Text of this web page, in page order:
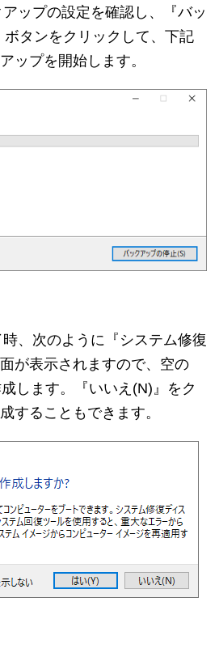
ップの設定を確認し、『バッ
タンをクリックして、下記
ップを開始します。
、次のように『システム修復
が表示されますので、空の
します。『いいえ(N)』をク
することもできます。